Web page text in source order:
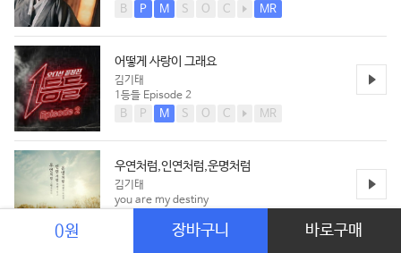
B P M S O C MR
어떻게 사랑이 그래요
김기태
1등들 Episode 2
B P M S O C MR
우연처럼,인연처럼,운명처럼
김기태
you are my destiny
0원 장바구니 바로구매